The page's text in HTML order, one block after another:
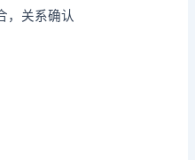
，关系确认